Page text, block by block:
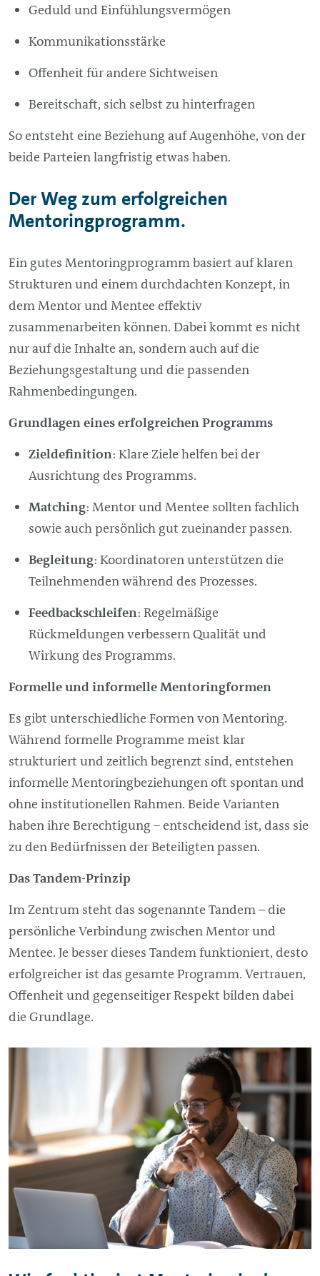
Geduld und Einfühlungsvermögen
Kommunikationsstärke
Offenheit für andere Sichtweisen
Bereitschaft, sich selbst zu hinterfragen
So entsteht eine Beziehung auf Augenhöhe, von der
beide Parteien langfristig etwas haben.
Der Weg zum erfolgreichen
Mentoringprogramm.
Ein gutes Mentoringprogramm basiert auf klaren
Strukturen und einem durchdachten Konzept, in
dem Mentor und Mentee effektiv
zusammenarbeiten können. Dabei kommt es nicht
nur auf die Inhalte an, sondern auch auf die
Beziehungsgestaltung und die passenden
Rahmenbedingungen.
Grundlagen eines erfolgreichen Programms
Zieldefinition: Klare Ziele helfen bei der
Ausrichtung des Programms.
Matching: Mentor und Mentee sollten fachlich
sowie auch persönlich gut zueinander passen.
Begleitung: Koordinatoren unterstützen die
Teilnehmenden während des Prozesses.
Feedbackschleifen: Regelmäßige
Rückmeldungen verbessern Qualität und
Wirkung des Programms.
Formelle und informelle Mentoringformen
Es gibt unterschiedliche Formen von Mentoring.
Während formelle Programme meist klar
strukturiert und zeitlich begrenzt sind, entstehen
informelle Mentoringbeziehungen oft spontan und
ohne institutionellen Rahmen. Beide Varianten
haben ihre Berechtigung – entscheidend ist, dass sie
zu den Bedürfnissen der Beteiligten passen.
Das Tandem-Prinzip
Im Zentrum steht das sogenannte Tandem – die
persönliche Verbindung zwischen Mentor und
Mentee. Je besser dieses Tandem funktioniert, desto
erfolgreicher ist das gesamte Programm. Vertrauen,
Offenheit und gegenseitiger Respekt bilden dabei
die Grundlage.